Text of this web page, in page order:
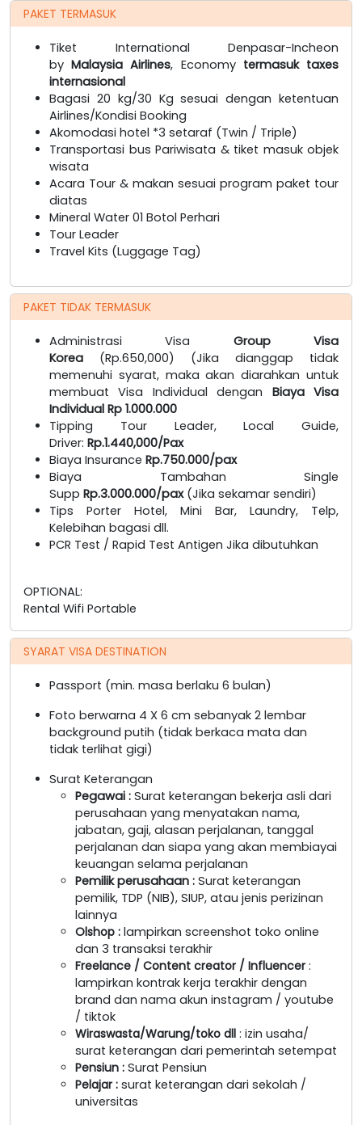
PAKET TERMASUK
Tiket International Denpasar-Incheon
byMalaysia Airlines, Economy termasuk taxes
internasional
Bagasi 20 kg/30 Kg sesuai dengan ketentuan
Airlines/Kondisi Booking
Akomodasi hotel *3 setaraf (Twin / Triple)
Transportasi bus Pariwisata & tiket masuk objek
wisata
Acara Tour & makan sesuai program paket tour
diatas
Mineral Water 01 Botol Perhari
Tour Leader
Travel Kits (Luggage Tag)
PAKET TIDAK TERMASUK
Administrasi Visa Group Visa
Korea (Rp.650,000) (Jika dianggap tidak
memenuhi syarat, maka akan diarahkan untuk
membuat Visa Individual dengan Biaya Visa
Individual Rp 1.000.000
Tipping Tour Leader, Local Guide,
Driver: Rp.1.440,000/Pax
Biaya Insurance Rp.750.000/pax
Biaya Tambahan Single
Supp Rp.3.000.000/pax(Jika sekamar sendiri)
Tips Porter Hotel, Mini Bar, Laundry, Telp,
Kelebihan bagasi dll.
PCR Test / Rapid Test Antigen Jika dibutuhkan
OPTIONAL:
Rental Wifi Portable
SYARAT VISA DESTINATION
Passport (min. masa berlaku 6 bulan)
Foto berwarna 4 X 6 cm sebanyak 2 lembar
background putih (tidak berkaca mata dan
tidak terlihat gigi)
Surat Keterangan
Pegawai : Surat keterangan bekerja asli dari
perusahaan yang menyatakan nama,
jabatan, gaji, alasan perjalanan, tanggal
perjalanan dan siapa yang akan membiayai
keuangan selama perjalanan
Pemilik perusahaan : Surat keterangan
pemilik, TDP (NIB), SIUP, atau jenis perizinan
lainnya
Olshop : lampirkan screenshot toko online
dan 3 transaksi terakhir
Freelance / Content creator / Influencer :
lampirkan kontrak kerja terakhir dengan
brand dan nama akun instagram / youtube
/ tiktok
Wiraswasta/Warung/toko dll : izin usaha/
surat keterangan dari pemerintah setempat
Pensiun : Surat Pensiun
Pelajar : surat keterangan dari sekolah /
universitas